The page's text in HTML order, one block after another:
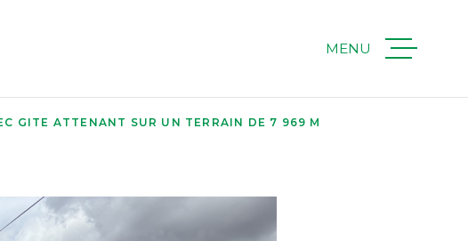
ACHETER
MENU
GITE ATTENANT SUR UN TERRAIN DE 7 969 M